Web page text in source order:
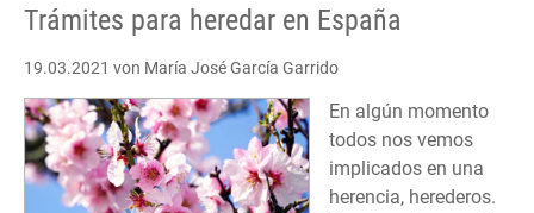
Trámites para heredar en España
19.03.2021 von María José García Garrido
En algún momento
todos nos vemos
implicados en una
herencia, herederos.